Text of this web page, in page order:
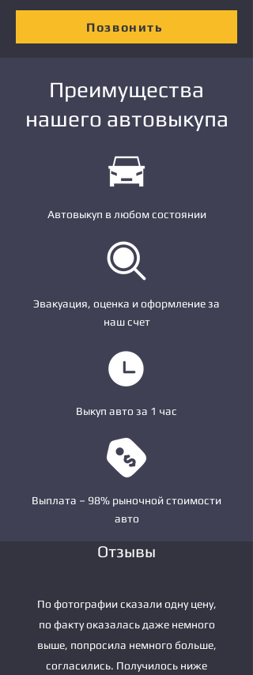
Позвонить
Преимущества
нашего автовыкупа
Автовыкуп в любом состоянии
Эвакуация, оценка и оформление за
наш счет
Выкуп авто за 1 час
Выплата – 98% рыночной стоимости
авто
Отзывы
По фотографии сказали одну цену,
по факту оказалась даже немного
выше, попросила немного больше,
согласились. Получилось ниже